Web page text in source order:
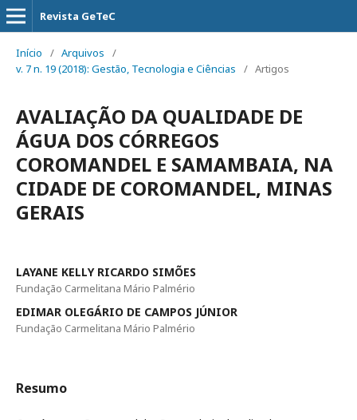
Revista GeTeC
Início / Arquivos
/
v. 7 n. 19 (2018): Gestão, Tecnologia e Ciências
/ Artigos
AVALIAÇÃO DA QUALIDADE DE
ÁGUA DOS CÓRREGOS
COROMANDEL E SAMAMBAIA, NA
CIDADE DE COROMANDEL, MINAS
GERAIS
LAYANE KELLY RICARDO SIMÕES
Fundação Carmelitana Mário Palmério
EDIMAR OLEGÁRIO DE CAMPOS JÚNIOR
Fundação Carmelitana Mário Palmério
Resumo